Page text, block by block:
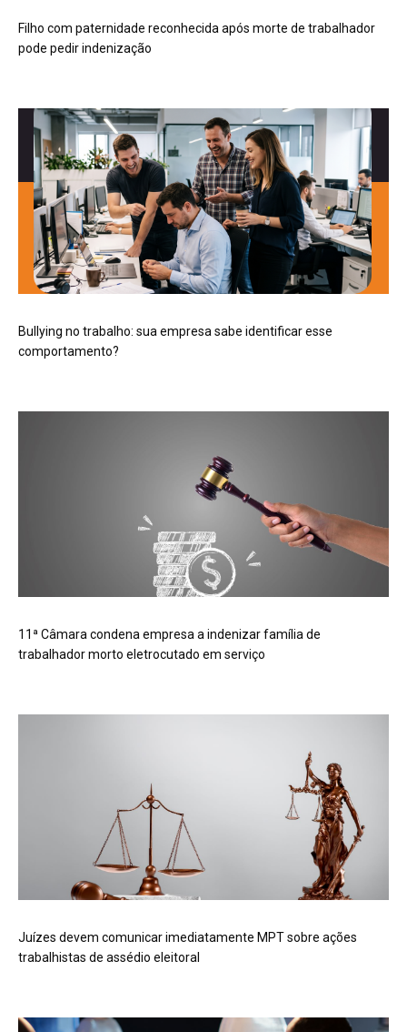
Filho com paternidade reconhecida após morte de trabalhador
pode pedir indenização
Bullying no trabalho: sua empresa sabe identificar esse
comportamento?
11ª Câmara condena empresa a indenizar família de
trabalhador morto eletrocutado em serviço
Juízes devem comunicar imediatamente MPT sobre ações
trabalhistas de assédio eleitoral